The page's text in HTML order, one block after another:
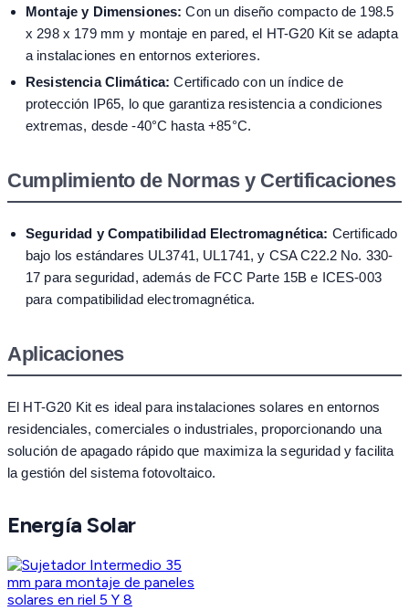
Montaje y Dimensiones: Con un diseño compacto de 198.5
x 298 x 179 mm y montaje en pared, el HT-G20 Kit se adapta
a instalaciones en entornos exteriores.
Resistencia Climática: Certificado con un índice de
protección IP65, lo que garantiza resistencia a condiciones
extremas, desde -40°C hasta +85°C.
Cumplimiento de Normas y Certificaciones
Seguridad y Compatibilidad Electromagnética: Certificado
bajo los estándares UL3741, UL1741, y CSA C22.2 No. 330-
17 para seguridad, además de FCC Parte 15B e ICES-003
para compatibilidad electromagnética.
Aplicaciones
El HT-G20 Kit es ideal para instalaciones solares en entornos
residenciales, comerciales o industriales, proporcionando una
solución de apagado rápido que maximiza la seguridad y facilita
la gestión del sistema fotovoltaico.
Energía Solar